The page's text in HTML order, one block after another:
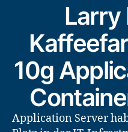
Larry
10g
Application Server